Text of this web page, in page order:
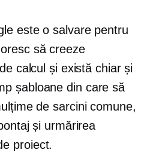
este o salvare pentru
să creeze
calcul și există chiar și
șabloane din care să
de sarcini comune,
și urmărirea
proiect.